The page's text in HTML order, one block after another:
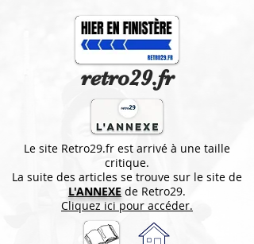
retro29.fr
Le site Retro29.fr est arrivé à une taille
critique.
La suite des articles se trouve sur le site de
L'ANNEXE de Retro29.
Cliquez ici pour accéder.